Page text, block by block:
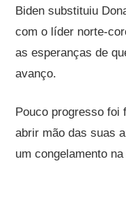
Biden substituiu
com o líder norte-
as esperanças de
avanço.
Pouco progresso foi
abrir mão das suas
um congelamento